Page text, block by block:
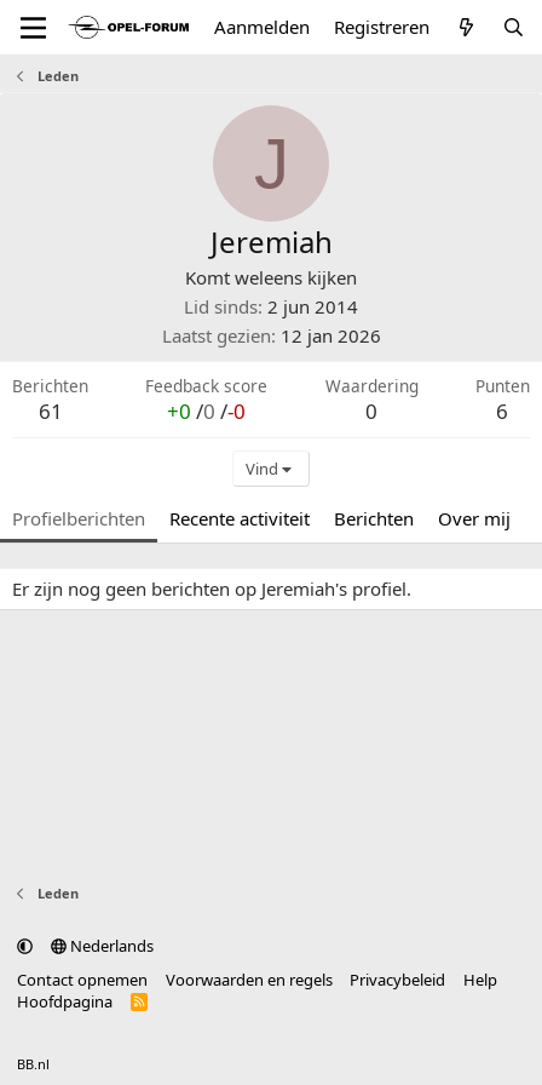
Aanmelden Registreren
Leden
J
Jeremiah
Komt weleens kijken
Lid sinds 2 jun 2014
Laatst gezien 12 jan 2026
Berichten
61
Feedback score
+0 /0 /-0
Waardering
0
Punten
6
Vind
Profielberichten Recente activiteit Berichten Over mij
Er zijn nog geen berichten op Jeremiah's profiel.
Leden
Nederlands
Contact opnemen
Voorwaarden en regels Privacybeleid
Help
Hoofdpagina
R
BB.nl